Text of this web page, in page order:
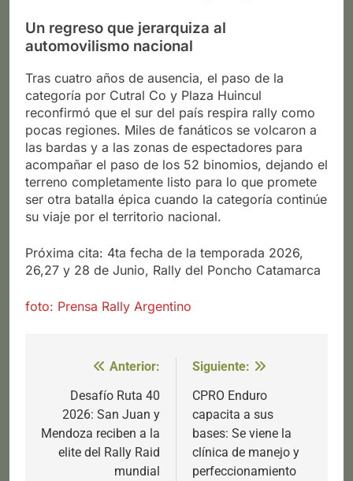
Un regreso que jerarquiza al
automovilismo nacional
Tras cuatro años de ausencia, el paso de la
categoría por Cutral Co y Plaza Huincul
reconfirmó que el sur del país respira rally como
pocas regiones. Miles de fanáticos se volcaron a
las bardas y a las zonas de espectadores para
acompañar el paso de los 52 binomios, dejando el
terreno completamente listo para lo que promete
ser otra batalla épica cuando la categoría continúe
su viaje por el territorio nacional.
Próxima cita: 4ta fecha de la temporada 2026,
26,27 y 28 de Junio, Rally del Poncho Catamarca
foto: Prensa Rally Argentino
Navegación
entradas
Anterior:
Desafío Ruta 40
2026: San Juan y
Mendoza reciben a la
elite del Rally Raid
mundial
Siguiente:
CPRO Enduro
capacita a sus
bases: Se viene la
clínica de manejo y
perfeccionamiento